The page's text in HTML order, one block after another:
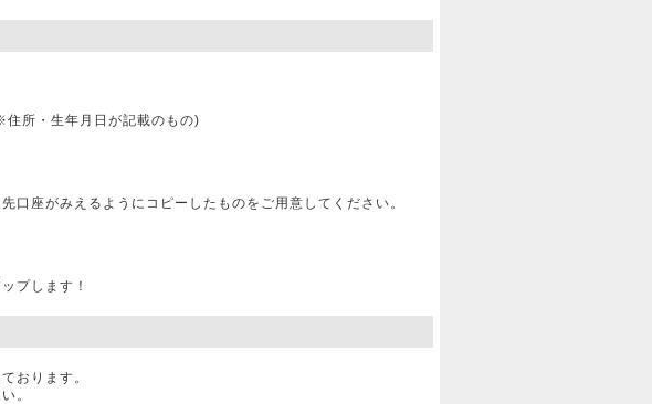
所・生年月日が記載のもの)
口座がみえるようにコピーしたものをご用意してください。
プします！
おります。
。